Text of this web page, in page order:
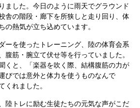
ました。今日のように雨天でグラウンド
舎の階段・廊下を所狭しと走り回り、体
の熱気が立ち込めています。
ーを使ったトレーニング、陸の体育会系
腹筋・腕立て伏せ等を行っていました。
くと、「楽器を吹く際、結構腹筋の力が
びでは意外と体力を使うものなんで
くれました。
陸トレに励む生徒たちの元気な声がこだ